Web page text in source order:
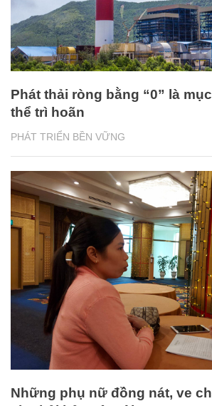
PHÁT TRIỂN BỀN VỮNG
Phát thải ròng bằng “0” là
thể trì hoãn
Những phụ nữ đồng nát, ve